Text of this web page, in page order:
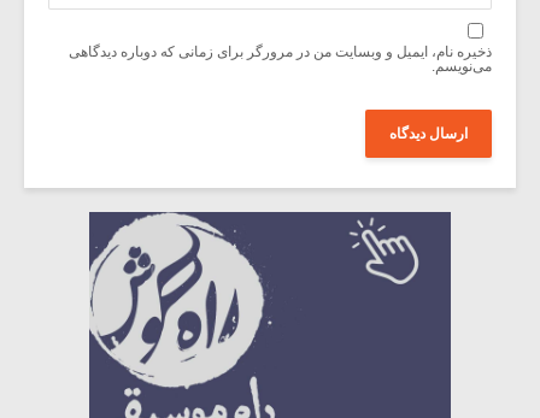
ذخیره نام، ایمیل و وبسایت من در مرورگر برای زمانی که دوباره دیدگاهی
می‌نویسم.